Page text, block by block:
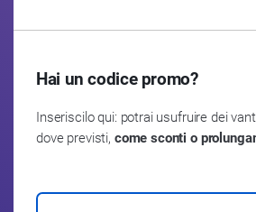
Hai un codice promo?
Inseriscilo qui: potrai usufruire dei
dove previsti, come sconti o